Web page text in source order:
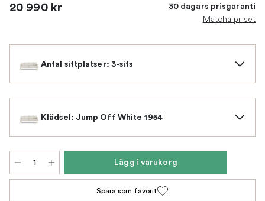
20 990 kr 30 dagars prisgaranti
Matcha priset
Antal sittplatser: 3-sits
Klädsel: Jump Off White 1954
Lägg i varukorg
Spara som favorit